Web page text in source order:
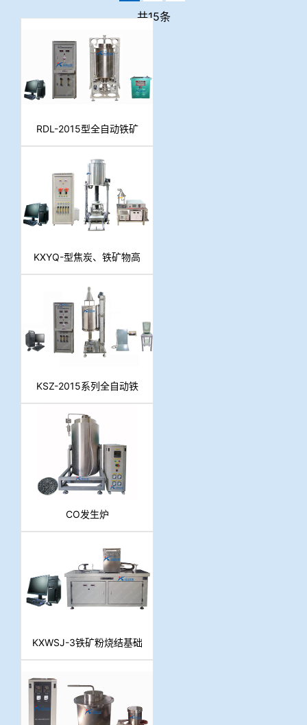
共15条
RDL-2015型全自动铁矿
石高温荷重还原软熔滴落
测定仪
KXYQ-型焦炭、铁矿物高
温冶金性能分析仪
KSZ-2015系列全自动铁
前炉料冶金性能综合测定
仪（TG分析仪）
CO发生炉
KXWSJ-3铁矿粉烧结基础
性能测定系统